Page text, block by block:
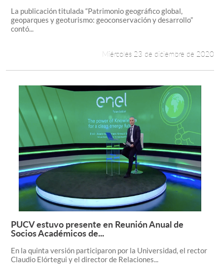
La publicación titulada “Patrimonio geográfico global,
geoparques y geoturismo: geoconservación y desarrollo”
contó...
Miércoles 23 de diciembre de 2020
Leer más +
PUCV estuvo presente en Reunión Anual de
Socios Académicos de...
En la quinta versión participaron por la Universidad, el rector
Claudio Elórtegui y el director de Relaciones...